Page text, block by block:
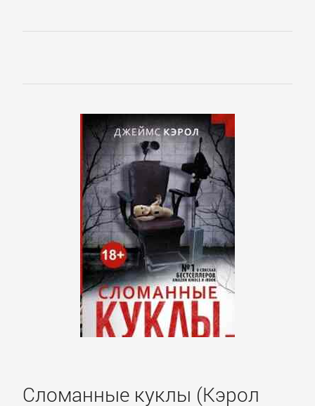
Сломанные куклы (Кэрол